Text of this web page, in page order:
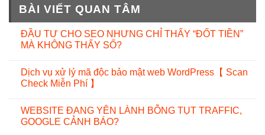
BÀI VIẾT QUAN TÂM
ĐẦU TƯ CHO SEO NHƯNG CHỈ THẤY “ĐỐT TIỀN”
MÀ KHÔNG THẤY SỐ?
Dịch vụ xử lý mã độc bảo mật web WordPress【 Scan
Check Miễn Phí 】
WEBSITE ĐANG YÊN LÀNH BỖNG TỤT TRAFFIC,
GOOGLE CẢNH BÁO?